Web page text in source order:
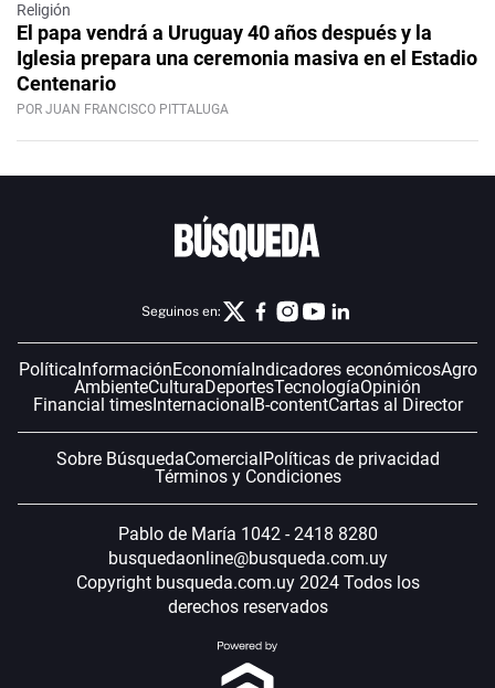
Religión
El papa vendrá a Uruguay 40 años después y la
Iglesia prepara una ceremonia masiva en el Estadio
Centenario
POR JUAN FRANCISCO PITTALUGA
Seguinos en:
PolíticaInformaciónEconomíaIndicadores económicosAgro
AmbienteCulturaDeportesTecnologíaOpinión
Financial timesInternacionalB-contentCartas al Director
Sobre BúsquedaComercialPolíticas de privacidad
Términos y Condiciones
Pablo de María 1042 - 2418 8280
busquedaonline@busqueda.com.uy
Copyright busqueda.com.uy 2024 Todos los
derechos reservados